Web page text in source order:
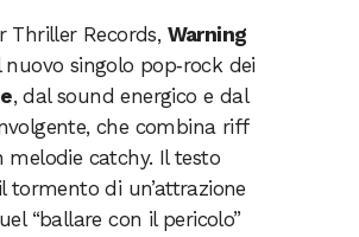
Thriller Records, Warning
nuovo singolo pop‑rock dei
, dal sound energico e dal
che combina riff
melodie catchy. Il testo
tormento di un’attrazione
“ballare con il pericolo”